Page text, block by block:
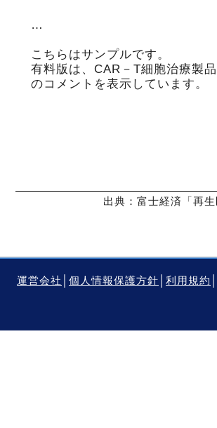
…
こちらはサンプルです。
有料版は、CAR－T細胞治療製
のコメントを表示しています。
出典：富士経済「再
運営会社 個人情報保護方針 利用規約